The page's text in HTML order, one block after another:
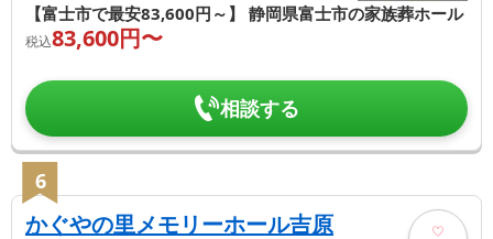
【富士市で最安83,600円～】 静岡県富士市の家族葬ホール
税込83,600円〜
相談する
6
かぐやの里メモリーホール吉原